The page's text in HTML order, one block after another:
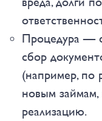
Процедура —
сбор
(например, по
новым займам,
реализацию.